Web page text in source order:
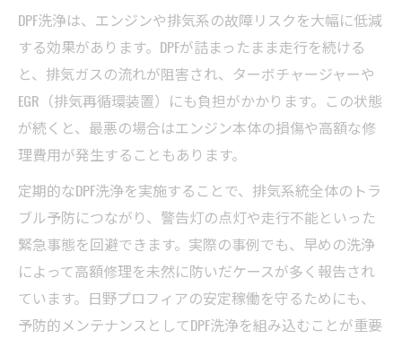
DPF洗浄は、エンジンや排気系の故障リスクを大幅に低減
する効果があります。DPFが詰まったまま走行を続ける
と、排気ガスの流れが阻害され、ターボチャージャーや
EGR（排気再循環装置）にも負担がかかります。この状態
が続くと、最悪の場合はエンジン本体の損傷や高額な修
理費用が発生することもあります。
定期的なDPF洗浄を実施することで、排気系統全体のトラ
ブル予防につながり、警告灯の点灯や走行不能といった
緊急事態を回避できます。実際の事例でも、早めの洗浄
によって高額修理を未然に防いだケースが多く報告され
ています。日野プロフィアの安定稼働を守るためにも、
予防的メンテナンスとしてDPF洗浄を組み込むことが重要